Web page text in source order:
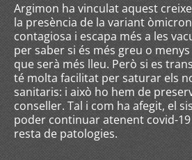
Argimon ha vinculat aquest
la presència de la variant
contagiosa i escapa més a les
per saber si és més greu o
que serà més lleu. Però si es
té molta facilitat per saturar els
sanitaris: i això ho hem de
conseller. Tal i com ha afegit, el
poder continuar atenent covid-
resta de patologies.